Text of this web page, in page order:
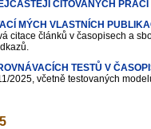
CITOVANÝCH PRACÍ
MÝCH VLASTNÍCH
citace článků v časopisech a
TESTŮ V
2025, včetně testovaných